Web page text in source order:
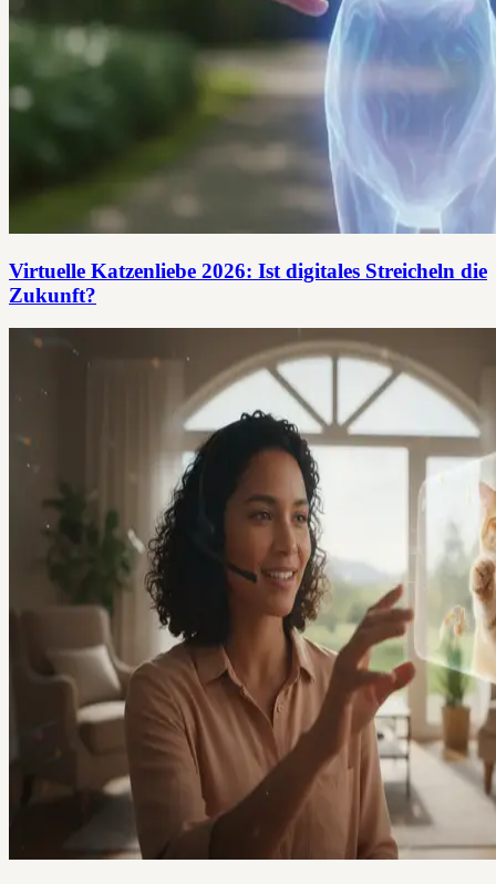
Virtuelle Katzenliebe 2026: Ist digitales Streicheln die
Zukunft?